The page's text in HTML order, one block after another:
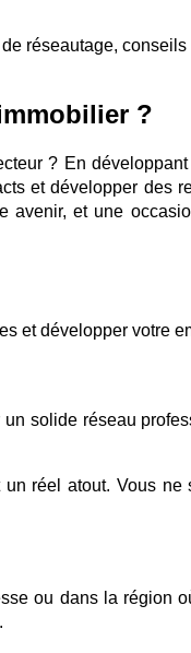
réseautage, conseils
?
? En
et développer des
avenir, et une
et développer votre
solide réseau
réel atout. Vous ne
ou dans la région